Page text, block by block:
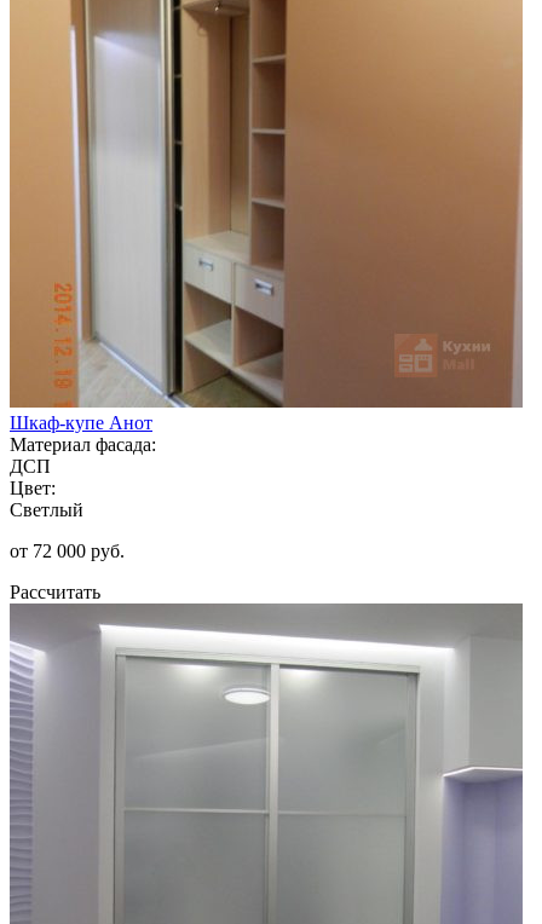
Шкаф-купе Анот
Материал фасада:
ДСП
Цвет:
Светлый
от 72 000 руб.
Рассчитать